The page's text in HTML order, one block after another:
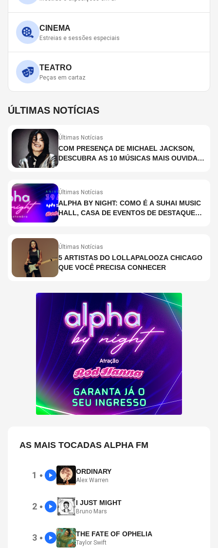
CINEMA
Estreias e sessões especiais
TEATRO
Peças em cartaz
ÚLTIMAS NOTÍCIAS
Últimas Notícias
COM PRESENÇA DE MICHAEL JACKSON,
DESCUBRA AS 10 MÚSICAS MAIS OUVIDAS
Últimas Notícias
ALPHA BY NIGHT: COMO É A SUHAI MUSIC
HALL, CASA DE EVENTOS DE DESTAQUE
Últimas Notícias
5 ARTISTAS DO LOLLAPALOOZA CHICAGO
QUE VOCÊ PRECISA CONHECER
AS MAIS TOCADAS ALPHA FM
1 ● ORDINARY
Alex Warren
2 ● I JUST MIGHT
Bruno Mars
3 ● THE FATE OF OPHELIA
Taylor Swift